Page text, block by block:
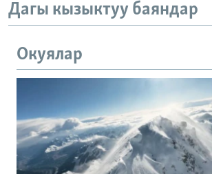
Дагы кызыктуу баяндар
Окуялар